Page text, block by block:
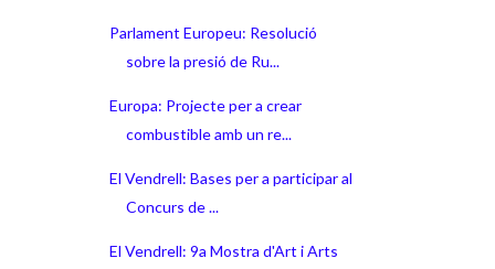
Parlament Europeu: Resolució
sobre la presió de Ru...
Europa: Projecte per a crear
combustible amb un re...
El Vendrell: Bases per a participar al
Concurs de ...
El Vendrell: 9a Mostra d'Art i Arts